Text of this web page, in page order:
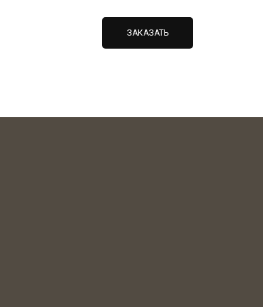
ЗАКАЗАТЬ